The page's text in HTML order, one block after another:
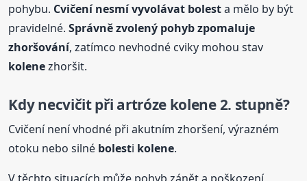
pohybu. Cvičení nesmí vyvolávat bolesta mělo by být
pravidelné.Správně zvolený pohyb zpomaluje
zhoršování, zatímco nevhodné cviky mohou stav
kolenezhoršit.
Kdy necvičit při artróze kolene2. stupně?
Cvičení není vhodné při akutním zhoršení, výrazném
otoku nebo silné bolesti kolene.